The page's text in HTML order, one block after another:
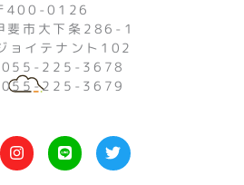
400-0126
斐市大下条286-1
ョイテナント102
055-225-3678
055-225-3679
I
n
s
L
i
n
T
w
i